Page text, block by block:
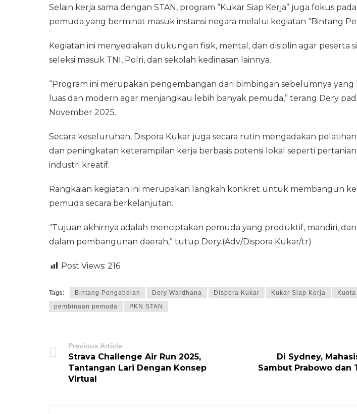
Selain kerja sama dengan STAN, program “Kukar Siap Kerja” juga fokus
pemuda yang berminat masuk instansi negara melalui kegiatan “Bintang
Kegiatan ini menyediakan dukungan fisik, mental, dan disiplin agar peserta
seleksi masuk TNI, Polri, dan sekolah kedinasan lainnya.
“Program ini merupakan pengembangan dari bimbingan sebelumnya yang
luas dan modern agar menjangkau lebih banyak pemuda,” terang Dery
November 2025.
Secara keseluruhan, Dispora Kukar juga secara rutin mengadakan
dan peningkatan keterampilan kerja berbasis potensi lokal seperti
industri kreatif.
Rangkaian kegiatan ini merupakan langkah konkret untuk membangun
pemuda secara berkelanjutan.
“Tujuan akhirnya adalah menciptakan pemuda yang produktif, mandiri,
dalam pembangunan daerah,” tutup Dery.(Adv/Dispora Kukar/tr)
Post Views: 216
Tags: Bintang Pengabdian Dery Wardhana Dispora Kukar Kukar Siap Kerja
pembinaan pemuda
PKN STAN
Previous Article
Strava Challenge Air Run 2025,
Tantangan Lari Dengan Konsep
Virtual
Di Sydney,
Sambut Prabowo dan